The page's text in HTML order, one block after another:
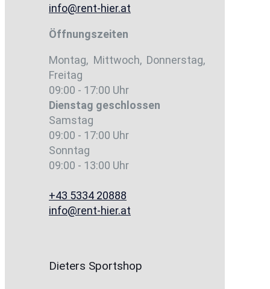
info@rent-hier.at
Öffnungszeiten
Montag, Mittwoch, Donnerstag,
Freitag
09:00 - 17:00 Uhr
Dienstag geschlossen
Samstag
09:00 - 17:00 Uhr
Sonntag
09:00 - 13:00 Uhr
+43 5334 20888
info@rent-hier.at
Dieters Sportshop